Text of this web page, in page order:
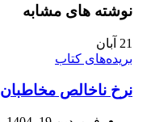
نوشته های مشابه
21 آبان
بریده‌های کتاب
نرخ ناخالص مخاطبان